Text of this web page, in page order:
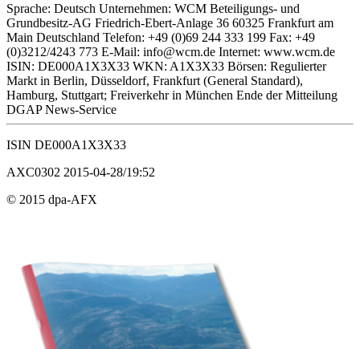
Sprache: Deutsch Unternehmen: WCM Beteiligungs- und
Grundbesitz-AG Friedrich-Ebert-Anlage 36 60325 Frankfurt am
Main Deutschland Telefon: +49 (0)69 244 333 199 Fax: +49
(0)3212/4243 773 E-Mail: info@wcm.de Internet: www.wcm.de
ISIN: DE000A1X3X33 WKN: A1X3X33 Börsen: Regulierter
Markt in Berlin, Düsseldorf, Frankfurt (General Standard),
Hamburg, Stuttgart; Freiverkehr in München Ende der Mitteilung
DGAP News-Service
ISIN DE000A1X3X33
AXC0302 2015-04-28/19:52
© 2015 dpa-AFX